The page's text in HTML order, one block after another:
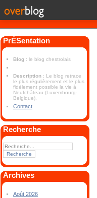
PrÉSentation
Blog : le blog chestrolais
Description : Le blog retrace
le plus régulièrement et le plus
fidèlement possible la vie à
Neufchâteau (Luxembourg-
Belgique).
Contact
Recherche
Archives
Août 2026